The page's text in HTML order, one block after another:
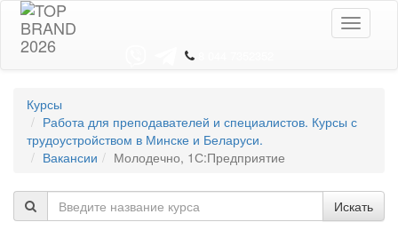
Toggle
Курсы
Работа для преподавателей и специалистов. Курсы с
трудоустройством в Минске и Беларуси.
Вакансии
Молодечно, 1С:Предприятие
Искать